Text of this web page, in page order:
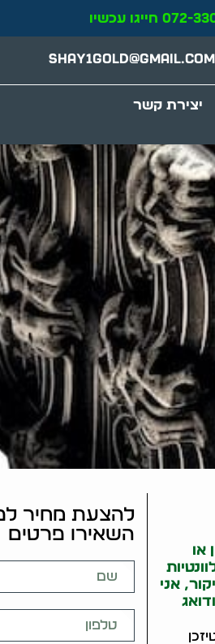
Shay1gold@gmail.com
יצירת קשר
או
אני
להצעת מחיר
השאירו פרטים